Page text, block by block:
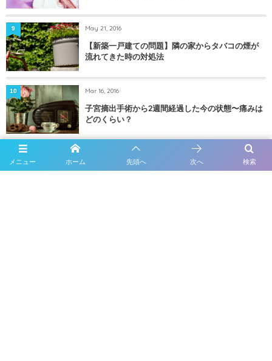
May 21, 2016
【新築一戸建ての問題】隣の家からタバコの煙が
流れてきた時の対処法
9
Mar 16, 2016
子宮摘出手術から2週間経過した今の状態〜痛みは
どのくらい？
10
メニュー 検索
ホーム 先頭へ 次へ